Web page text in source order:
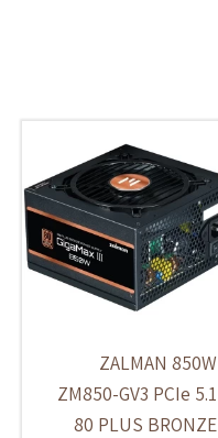
ZALMAN 850W
ZM850-GV3 PCIe 5.1
80 PLUS BRONZE